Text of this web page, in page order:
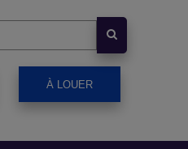
À LOUER